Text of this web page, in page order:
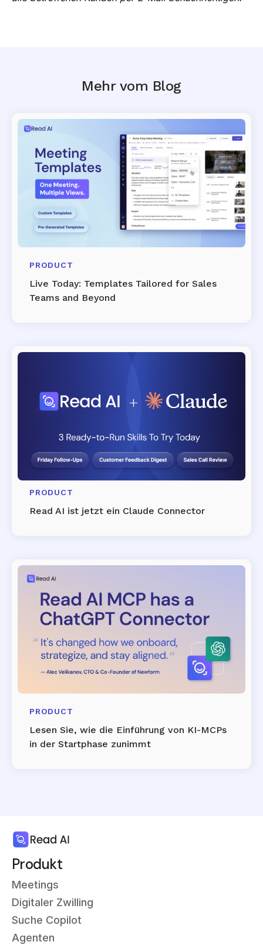
Mehr vom Blog
PRODUCT
Live Today: Templates Tailored for Sales
Teams and Beyond
PRODUCT
Read AI ist jetzt ein Claude Connector
PRODUCT
Lesen Sie, wie die Einführung von KI-MCPs
in der Startphase zunimmt
Produkt
Meetings
Digitaler Zwilling
Suche Copilot
Agenten